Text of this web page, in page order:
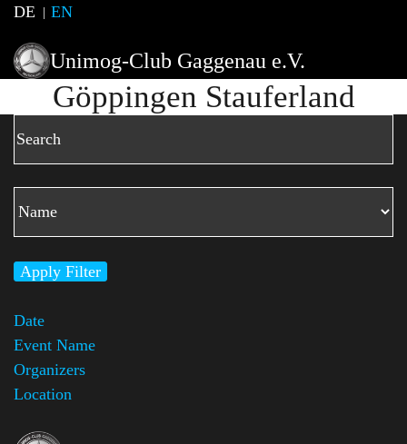
DE EN
Unimog-Club Gaggenau e.V.
Göppingen Stauferland
Apply Filter
Date
Event Name
Organizers
Location